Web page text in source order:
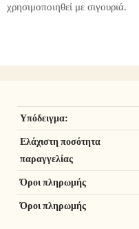
χρησιμοποιηθεί με σιγουριά.
Υπόδειγμα:
Ελάχιστη ποσότητα
παραγγελίας
Όροι πληρωμής
Όροι πληρωμής